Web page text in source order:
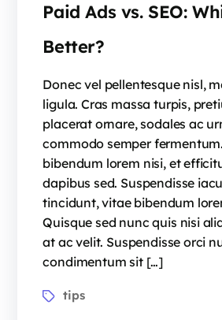
Paid Ads vs. SEO:
Better?
Donec vel pellentesque nisl,
ligula. Cras massa turpis,
placerat ornare, sodales ac
commodo semper
bibendum lorem nisi, et
dapibus sed. Suspendisse
tincidunt, vitae bibendum
Quisque sed nunc quis nisi
at ac velit. Suspendisse orci
condimentum sit […]
tips